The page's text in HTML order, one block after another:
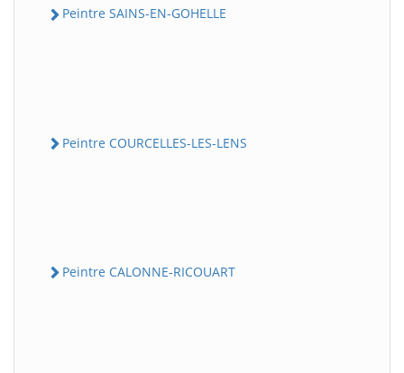
Peintre SAINS-EN-GOHELLE
Peintre COURCELLES-LES-LENS
Peintre CALONNE-RICOUART